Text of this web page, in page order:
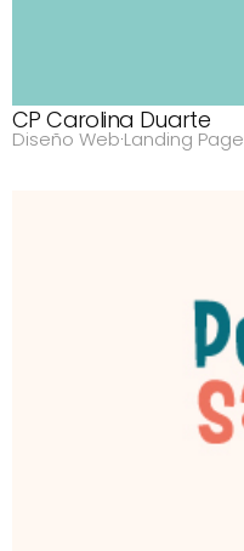
CP Carolina Duarte
Diseño Web·Landing Page